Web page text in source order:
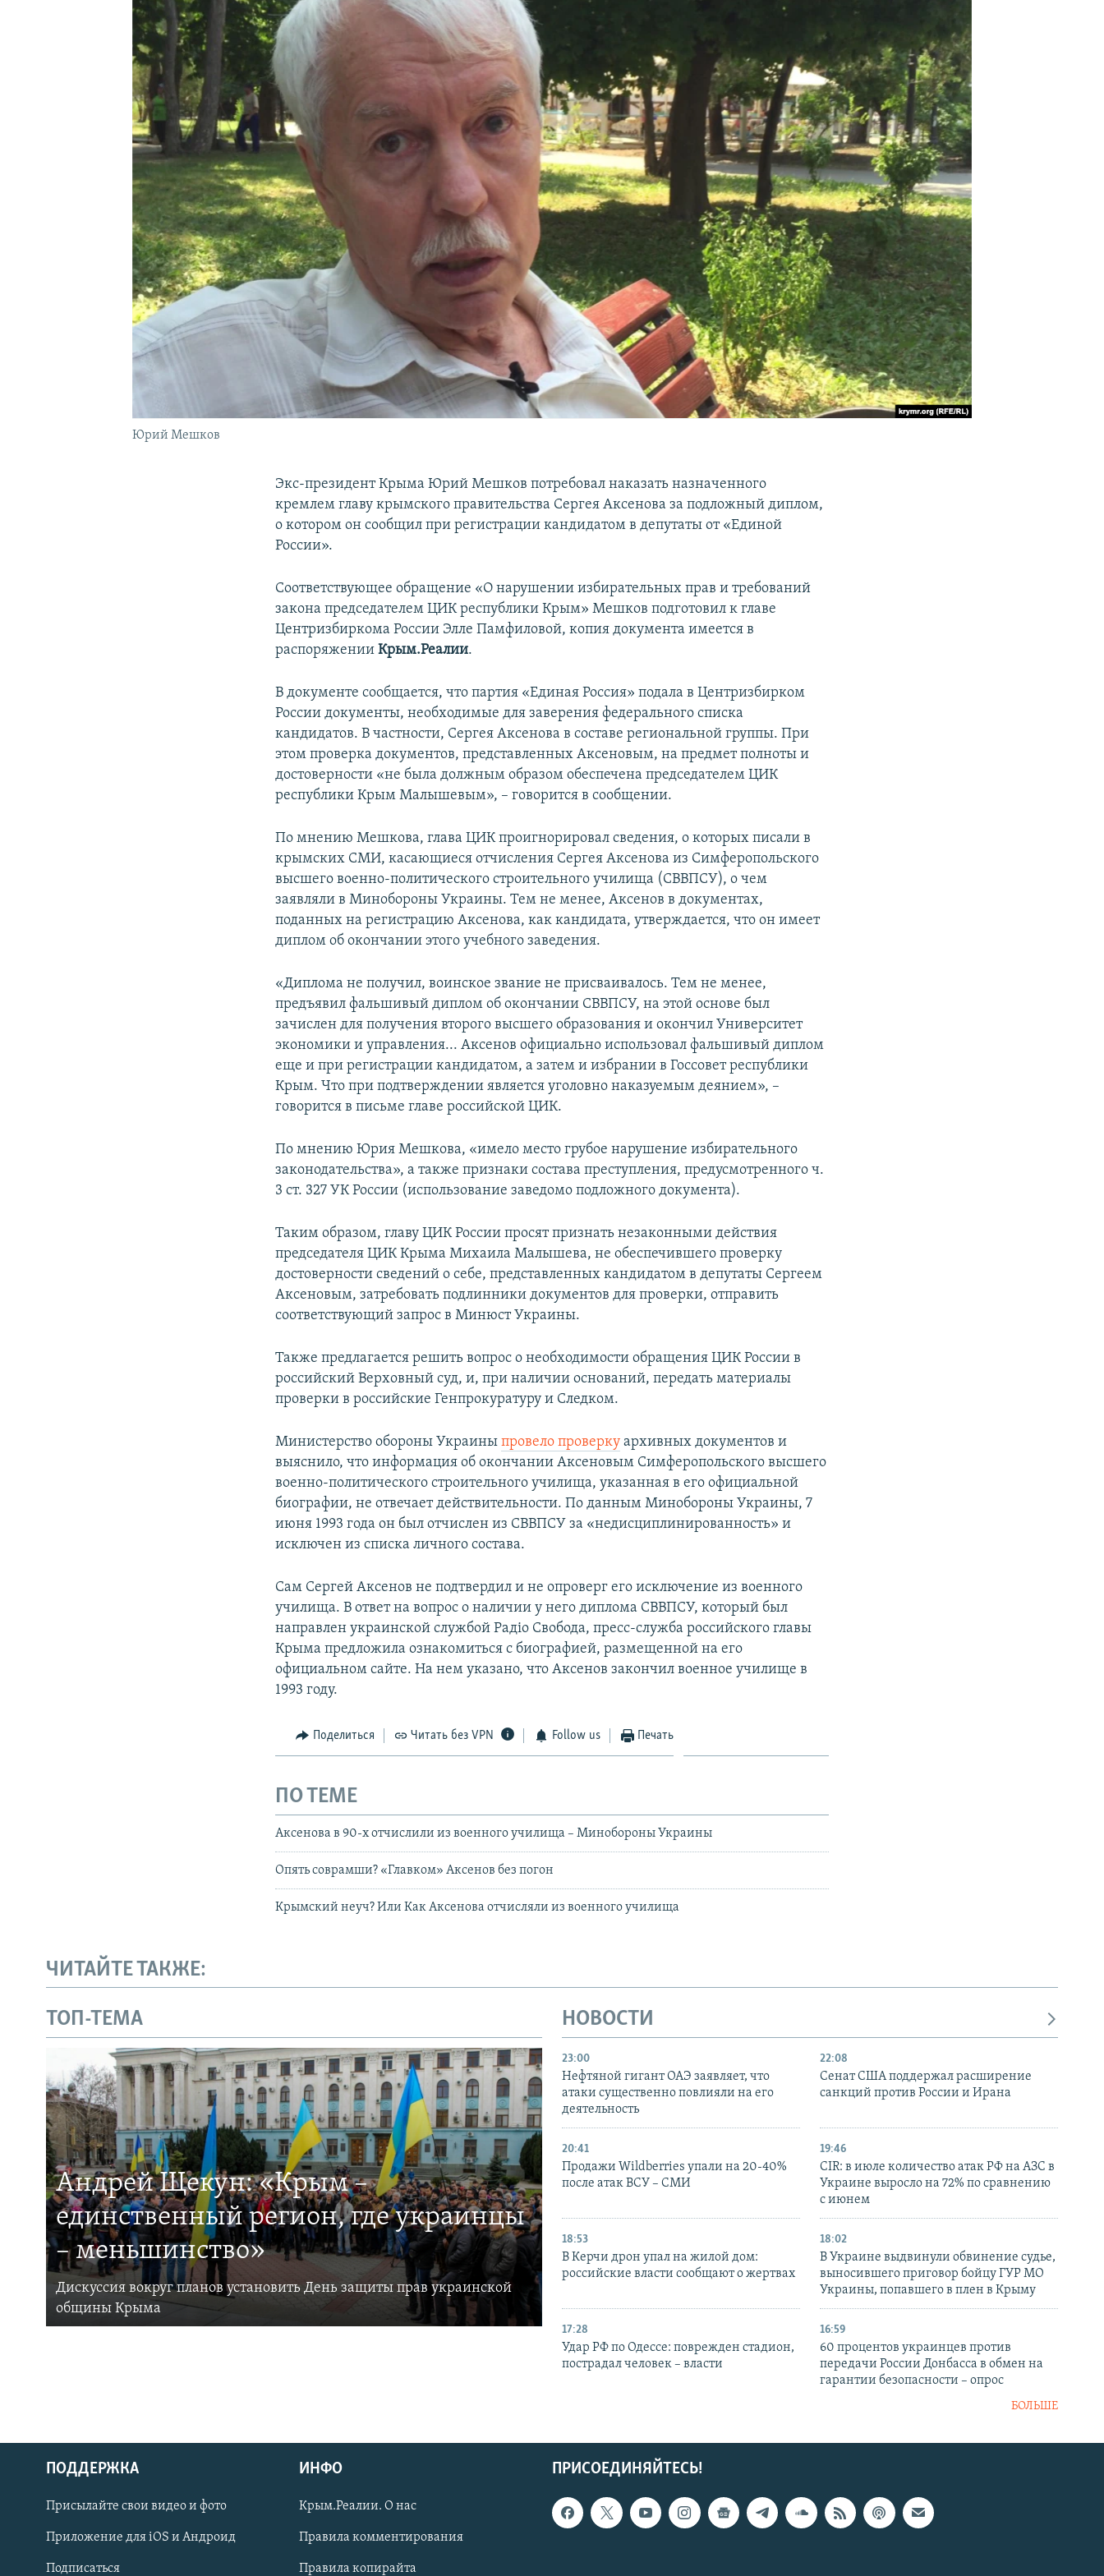
КРЫМ.НЕПОКОРЕННЫЙ
УКРАИНСКАЯ ПРОБЛЕМА КРЫМА
Українською
Qırımtatar
Юрий Мешков
Экс-президент Крыма Юрий Мешков потребовал наказать назначенного
кремлем главу крымского правительства Сергея Аксенова за подложный диплом,
о котором он сообщил при регистрации кандидатом в депутаты от «Единой
России».
Соответствующее обращение «О нарушении избирательных прав и требований
закона председателем ЦИК республики Крым» Мешков подготовил к главе
Центризбиркома России Элле Памфиловой, копия документа имеется в
распоряженииКрым.Реалии.
В документе сообщается, что партия «Единая Россия» подала в Центризбирком
России документы, необходимые для заверения федерального списка
кандидатов. В частности, Сергея Аксенова в составе региональной группы. При
этом проверка документов, представленных Аксеновым, на предмет полноты и
достоверности «не была должным образом обеспечена председателем ЦИК
республики Крым Малышевым», – говорится в сообщении.
По мнению Мешкова, глава ЦИК проигнорировал сведения, о которых писали в
крымских СМИ, касающиеся отчисления Сергея Аксенова из Симферопольского
высшего военно-политического строительного училища (СВВПСУ), о чем
заявляли в Минобороны Украины. Тем не менее, Аксенов в документах,
поданных на регистрацию Аксенова, как кандидата, утверждается, что он имеет
диплом об окончании этого учебного заведения.
«Диплома не получил, воинское звание не присваивалось. Тем не менее,
предъявил фальшивый диплом об окончании СВВПСУ, на этой основе был
зачислен для получения второго высшего образования и окончил Университет
экономики и управления... Аксенов официально использовал фальшивый диплом
еще и при регистрации кандидатом, а затем и избрании в Госсовет республики
Крым. Что при подтверждении является уголовно наказуемым деянием», –
говорится в письме главе российской ЦИК.
По мнению Юрия Мешкова, «имело место грубое нарушение избирательного
законодательства», а также признаки состава преступления, предусмотренного ч.
3 ст. 327 УК России (использование заведомо подложного документа).
Таким образом, главу ЦИК России просят признать незаконными действия
председателя ЦИК Крыма Михаила Малышева, не обеспечившего проверку
достоверности сведений о себе, представленных кандидатом в депутаты Сергеем
Аксеновым, затребовать подлинники документов для проверки, отправить
соответствующий запрос в Минюст Украины.
Также предлагается решить вопрос о необходимости обращения ЦИК России в
российский Верховный суд, и, при наличии оснований, передать материалы
проверки в российские Генпрокуратуру и Следком.
Министерство обороны Украиныпровело проверку архивных документов и
выяснило, что информация об окончании Аксеновым Симферопольского высшего
военно-политического строительного училища, указанная в его официальной
биографии, не отвечает действительности. По данным Минобороны Украины, 7
июня 1993 года он был отчислен из СВВПСУ за «недисциплинированность» и
исключен из списка личного состава.
Сам Сергей Аксенов не подтвердил и не опроверг его исключение из военного
училища. В ответ на вопрос о наличии у него диплома СВВПСУ, который был
направлен украинской службой Радіо Cвобода, пресс-служба российского главы
Крыма предложила ознакомиться с биографией, размещенной на его
официальном сайте. На нем указано, что Аксенов закончил военное училище в
1993 году.
Поделиться Читать без VPN Follow us Печать
ПО ТЕМЕ
Аксенова в 90-х отчислили из военного училища – Минобороны Украины
Опять соврамши? «Главком» Аксенов без погон
Крымский неуч? Или Как Аксенова отчисляли из военного училища
ЧИТАЙТЕ ТАКЖЕ:
ТОП-ТЕМА
Андрей Щекун: «Крым –
единственный регион, где украинцы
– меньшинство»
Дискуссия вокруг планов установить День защиты прав украинской
общины Крыма
НОВОСТИ
23:00
Нефтяной гигант ОАЭ заявляет, что
атаки существенно повлияли на его
деятельность
22:08
Сенат США поддержал расширение
санкций против России и Ирана
20:41
Продажи Wildberries упали на 20-40%
после атак ВСУ – СМИ
19:46
CIR: в июле количество атак РФ на АЗС в
Украине выросло на 72% по сравнению
с июнем
18:53
В Керчи дрон упал на жилой дом:
российские власти сообщают о жертвах
18:02
В Украине выдвинули обвинение судье,
выносившего приговор бойцу ГУР МО
Украины, попавшего в плен в Крыму
17:28
Удар РФ по Одессе: поврежден стадион,
пострадал человек – власти
16:59
60 процентов украинцев против
передачи России Донбасса в обмен на
гарантии безопасности – опрос
БОЛЬШЕ
ПРИСОЕДИНЯЙТЕСЬ!
ПОДДЕРЖКА
Присылайте свои видео и фото
Приложение для iOS и Андроид
Подписаться
ИНФО
Крым.Реалии. О нас
Правила комментирования
Правила копирайта